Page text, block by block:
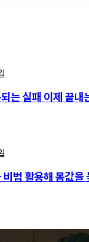
는 실패 이제 끝내
법 활용해 몸값을